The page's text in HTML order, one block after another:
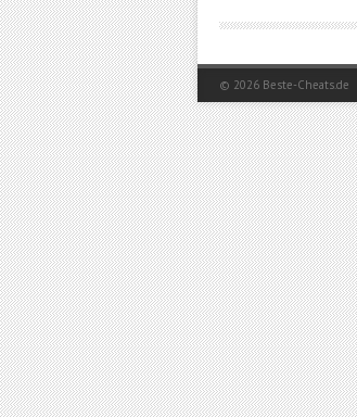
© 2026 Beste-Cheats.de